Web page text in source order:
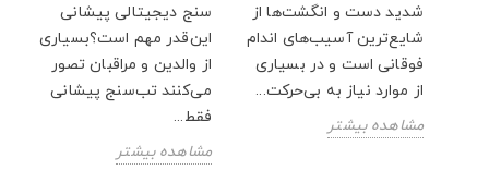
سنج دیجیتالی پیشانی
این‌قدر مهم است؟بسیاری
از والدین و مراقبان تصور
می‌کنند تب‌سنج پیشانی
فقط...
مشاهده بیشتر
شدید دست و انگشت‌ها از
شایع‌ترین آسیب‌های اندام
فوقانی است و در بسیاری
از موارد نیاز به بی‌حرکت...
مشاهده بیشتر